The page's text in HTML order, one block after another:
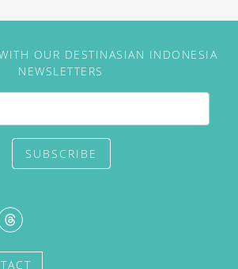
OUR DESTINASIAN INDONESIA
NEWSLETTERS
SUBSCRIBE